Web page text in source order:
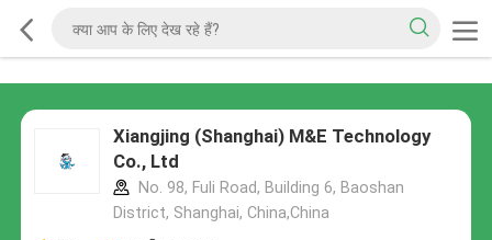
Xiangjing (Shanghai) M&E Technology
Co., Ltd
No. 98, Fuli Road, Building 6, Baoshan
District, Shanghai, China,China